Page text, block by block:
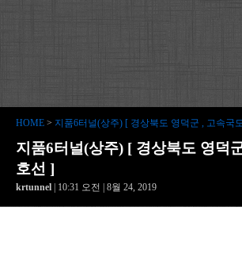
HOME > 지품6터널(상주) [ 경상북도 영덕군 , 고속국
지품6터널(상주) [ 경상북도 영덕
호선 ]
krtunnel | 10:31 오전 | 8월 24, 2019